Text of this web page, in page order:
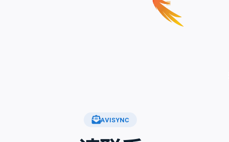
AVISYNC